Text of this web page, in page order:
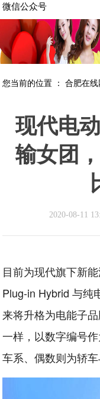
微信公众号
您当前的位置 ：合肥在线
现代电
输女团
2020-08-11
目前为现代旗下新
Plug-in Hybrid 与纯
来将升格为电能子
一样，以数字编号
车系、偶数则为轿车